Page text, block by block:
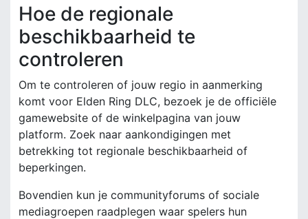
Hoe de regionale
beschikbaarheid te
controleren
Om te controleren of jouw regio in aanmerking
komt voor Elden Ring DLC, bezoek je de officiële
gamewebsite of de winkelpagina van jouw
platform. Zoek naar aankondigingen met
betrekking tot regionale beschikbaarheid of
beperkingen.
Bovendien kun je communityforums of sociale
mediagroepen raadplegen waar spelers hun